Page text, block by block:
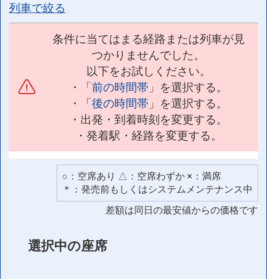
列車で絞る
条件に当てはまる経路または列車が見
つかりませんでした。
以下をお試しください。
・「前の時間帯 」を選択する。
・「後の時間帯 」を選択する。
・出発・到着時刻を変更する。
・発着駅・経路を変更する。
○：空席あり △：空席わずか ×：満席
＊：発売前もしくはシステムメンテナンス中
差額は同日の最安値からの価格です
選択中の座席